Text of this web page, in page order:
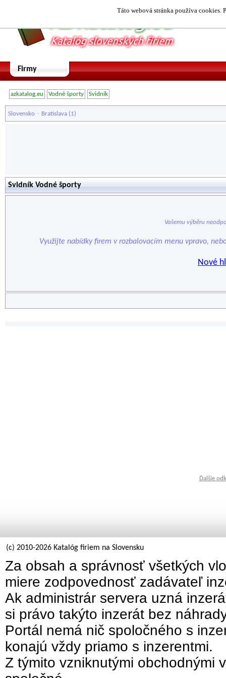
Táto webová stránka používa cookies.
Firmy
azkatalog.eu Vodné športy Svidník
Slovensko - Bratislava (1)
Svidník Vodné športy
Vašemu výběru
Využijte nabídky firem v rozbalovacím menu vpravo,
Nové
Ďalšie
(c) 2010-2026 Katalóg firiem na Slovensku
Za obsah a správnosť všetkých
miere zodpovednosť zadávateľ
Ak administrár servera uzná
si právo takýto inzerát bez
Portál nemá nič spoločného s
konajú vždy priamo s inzerentmi.
Z týmito vzniknutými obchodnými